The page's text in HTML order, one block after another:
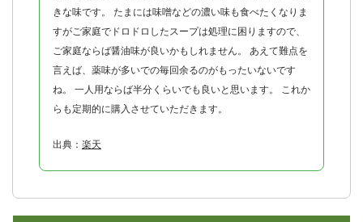
きな味です。 たまには味噌などの濃い味も食べたくなりま
すがご家庭でドロドロしたスープは処理に困りますので、
ご家庭ならば醤油味が良いかもしれません。 あえて難点を
言えば、薬味が多いでの毎回余るのがもったいないです
ね。 一人用ならば半分くらいでも良いと思います。 これか
らも定期的に購入させていただきます。
出典： 楽天